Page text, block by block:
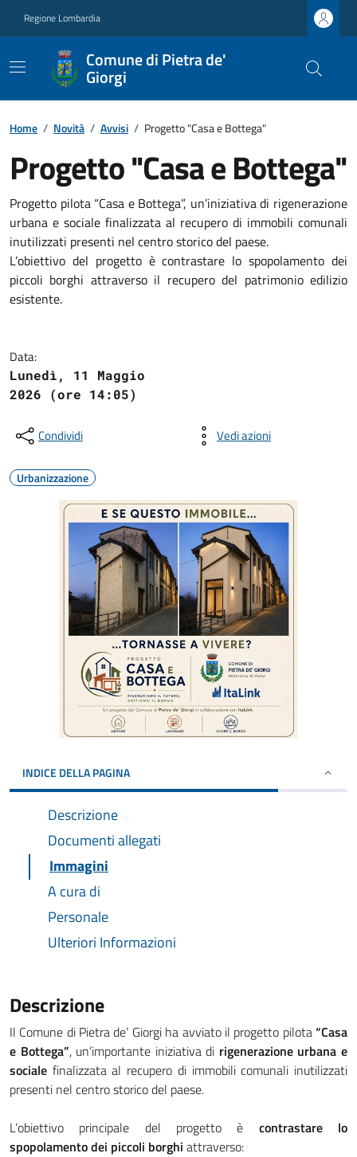
Regione Lombardia
Comune di Pietra de'
Giorgi
Home / Novità / Avvisi / Progetto "Casa e Bottega"
Progetto "Casa e Bottega"
Progetto pilota “Casa e Bottega”, un’iniziativa di rigenerazione
urbana e sociale finalizzata al recupero di immobili comunali
inutilizzati presenti nel centro storico del paese.
L’obiettivo del progetto è contrastare lo spopolamento dei
piccoli borghi attraverso il recupero del patrimonio edilizio
esistente.
Data:
Lunedì, 11 Maggio
2026 (ore 14:05)
Condividi Vedi azioni
Urbanizzazione
INDICE DELLA PAGINA
Descrizione
Documenti allegati
Immagini
A cura di
Personale
Ulteriori Informazioni
Descrizione
Il Comune di Pietra de’ Giorgi ha avviato il progetto pilota“Casa
e Bottega”, un’importante iniziativa di rigenerazione urbana e
sociale finalizzata al recupero di immobili comunali inutilizzati
presenti nel centro storico del paese.
L’obiettivo principale del progetto è contrastare lo
spopolamento dei piccoli borghi attraverso: